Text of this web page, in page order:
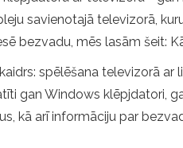
savienotajā televizorā,
bezvadu, mēs lasām šeit:
spēlēšana televizorā ar
gan Windows klēpjdatori,
kā arī informāciju par